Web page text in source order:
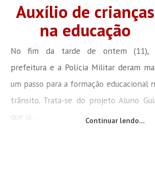
Auxílio de crianças
na educação
No fim da tarde de ontem (11),
prefeitura e a Polícia Militar deram
um passo para a formação educacional
trânsito. Trata-se do projeto Aluno
que já...
Continuar lendo...